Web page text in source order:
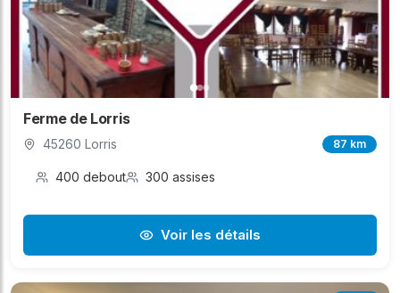
Ferme de Lorris
45260 Lorris 87 km
400 debout 300 assises
Voir les détails